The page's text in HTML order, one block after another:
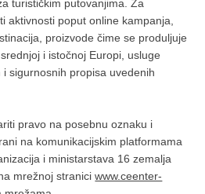
turističkim putovanjima. Za
aktivnosti poput online kampanja,
proizvode čime se produljuje
i istočnoj Europi, usluge
sigurnosnih propisa uvedenih
pravo na posebnu oznaku i
na komunikacijskim platformama
i ministarstava 16 zemalja
mrežnoj straniciwww.ceenter-